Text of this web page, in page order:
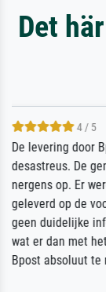
Det
Sehr
des
unser
Dank!